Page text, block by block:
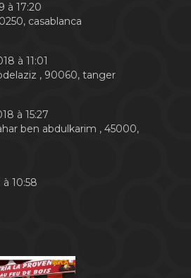
à 17:20
casablanca
à 11:01
, 90060, tanger
à 15:27
ben abdulkarim , 45000,
10:58